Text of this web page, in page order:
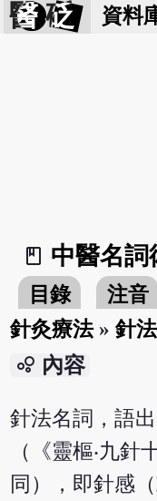
醫 砭 資料
book_2
中醫名詞
目錄 注音
針灸療法»針法
bubble_chart 內容
針法名詞，語出
（《靈樞‧九針
同），即針感